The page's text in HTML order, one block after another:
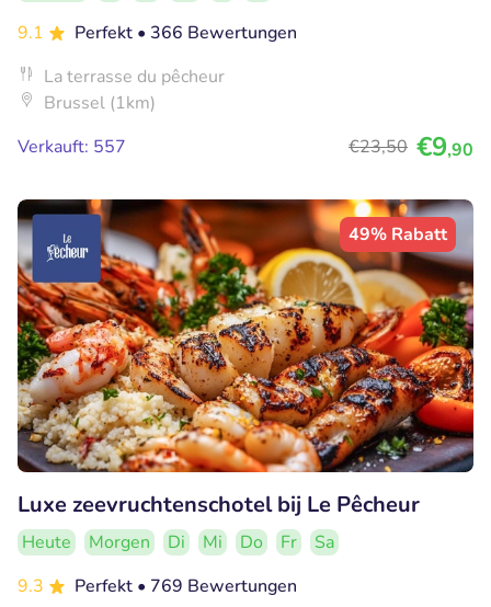
9.1
Perfekt • 366 Bewertungen
La terrasse du pêcheur
Brussel (1km)
Verkauft: 557
€23,50 €9,90
49% Rabatt
Luxe zeevruchtenschotel bij Le Pêcheur
Heute Morgen Di Mi Do Fr
Sa
9.3
Perfekt • 769 Bewertungen